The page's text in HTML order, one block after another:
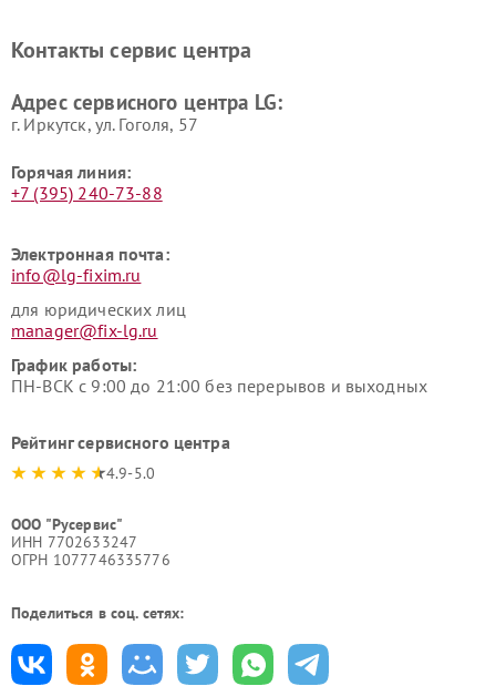
Ремонт морозильных камер
Ремонт вертикальных
Контакты сервис центра
Адрес сервисного центра LG:
г. Иркутск, ул. ​Гоголя, 57
Горячая линия:
+7 (395) 240-73-88
Электронная почта:
info@lg-fixim.ru
для юридических лиц
manager@fix-lg.ru
График работы:
ПН-ВСК с 9:00 до 21:00 без перерывов и выходных
Рейтинг сервисного центра
4.9-5.0
ООО "Русервис"
ИНН 7702633247
ОГРН 1077746335776
Поделиться в соц. сетях: